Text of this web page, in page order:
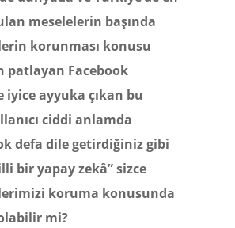
meselelerin başında
korunması konusu
patlayan Facebook
iyice ayyuka çıkan bu
ciddi anlamda
defa dile getirdiğiniz gibi
bir yapay zekâ” sizce
koruma konusunda
mi?